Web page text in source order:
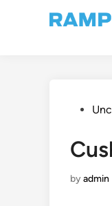
Posted
byadmin